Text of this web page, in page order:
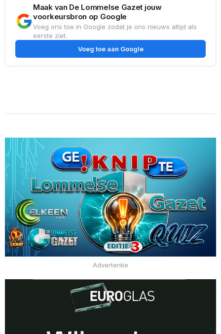
Maak van De Lommelse Gazet jouw
voorkeursbron op Google
Voeg ons toe in Google zodat je ons nieuws altijd als
eerste ziet.
Voeg toe aan Google
Advertentie